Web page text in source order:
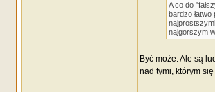
A co do
bardzo
najgorszym
Być może. Ale są
nad tymi, którym